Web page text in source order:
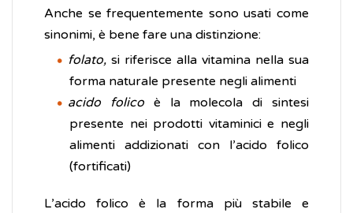
Anche se frequentemente sono usati come
sinonimi, è bene fare una distinzione:
folato, si riferisce alla vitamina nella sua
forma naturale presente negli alimenti
acido folicoè la molecola di sintesi
presente nei prodotti vitaminici e negli
alimenti addizionati con l’acido folico
(fortificati)
L’acido folico è la forma più stabile e